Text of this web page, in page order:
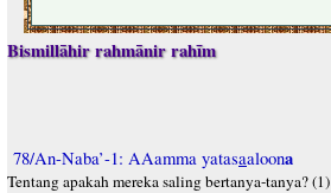
Bismillāhir rahmānir rahīm
78/An-Naba’-1: AAamma yatasaaloona
Tentang apakah mereka saling bertanya-tanya? (1)